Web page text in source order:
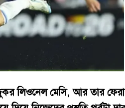
লিওনেল মেসি, আর তার